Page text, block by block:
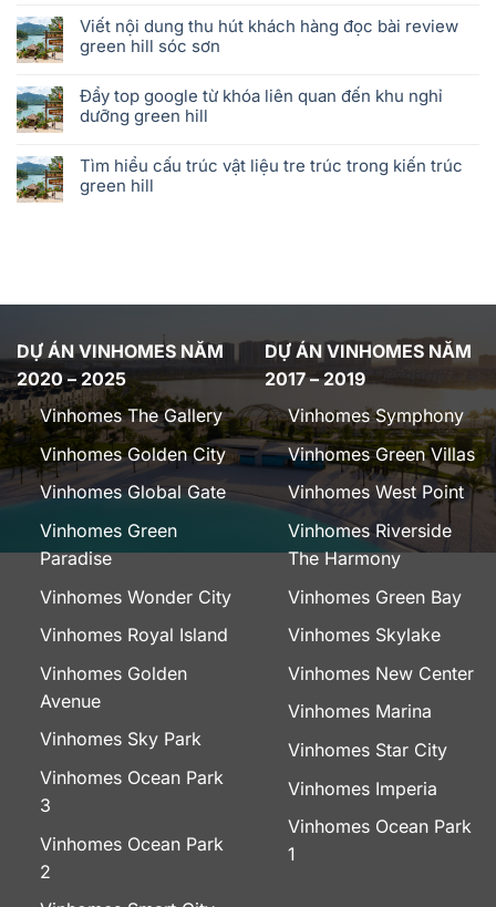
Viết nội dung thu hút khách hàng đọc bài review
green hill sóc sơn
Đẩy top google từ khóa liên quan đến khu nghỉ
dưỡng green hill
Tìm hiểu cấu trúc vật liệu tre trúc trong kiến trúc
green hill
DỰ ÁN VINHOMES NĂM
2020 – 2025
Vinhomes The Gallery
Vinhomes Golden City
Vinhomes Global Gate
Vinhomes Green
Paradise
Vinhomes Wonder City
Vinhomes Royal Island
Vinhomes Golden
Avenue
Vinhomes Sky Park
Vinhomes Ocean Park
3
Vinhomes Ocean Park
2
DỰ ÁN VINHOMES NĂM
2017 – 2019
Vinhomes Symphony
Vinhomes Green Villas
Vinhomes West Point
Vinhomes Riverside
The Harmony
Vinhomes Green Bay
Vinhomes Skylake
Vinhomes New Center
Vinhomes Marina
Vinhomes Star City
Vinhomes Imperia
Vinhomes Ocean Park
1